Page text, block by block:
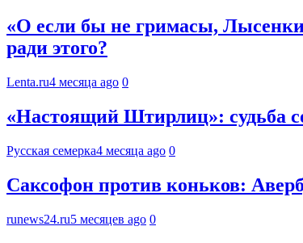
«О если бы не гримасы,
ради этого?
Lenta.ru4 месяца ago 0
«Настоящий Штирлиц»: судьба
Русская семерка4 месяца ago 0
Саксофон против коньков:
runews24.ru5 месяцев ago 0